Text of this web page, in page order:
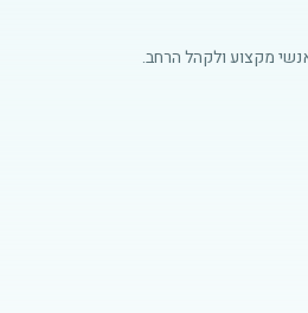
מקצוע ולקהל הרחב.